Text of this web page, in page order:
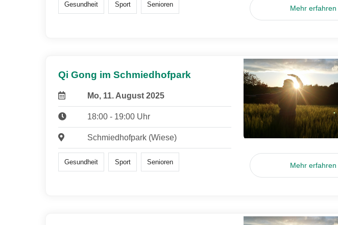
Gesundheit Sport Senioren Mehr erfahren
Qi Gong im Schmiedhofpark
Mo, 11. August 2025
18:00 - 19:00 Uhr
Schmiedhofpark (Wiese)
Gesundheit Sport Senioren Mehr erfahren